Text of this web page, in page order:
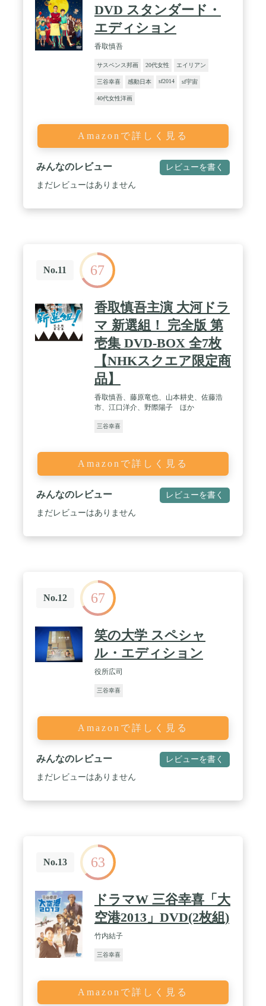
DVD スタンダード・
エディション
香取慎吾
サスペンス邦画 20代女性 エイリアン
三谷幸喜 感動日本 sf2014 sf宇宙
40代女性洋画
Amazonで詳しく見る
みんなのレビュー レビューを書く
まだレビューはありません
No.11 67
香取慎吾主演 大河ドラ
マ 新選組！ 完全版 第
壱集 DVD-BOX 全7枚
【NHKスクエア限定商
品】
香取慎吾、藤原竜也、山本耕史、佐藤浩
市、江口洋介、野際陽子 ほか
三谷幸喜
Amazonで詳しく見る
みんなのレビュー レビューを書く
まだレビューはありません
No.12 67
笑の大学 スペシャ
ル・エディション
役所広司
三谷幸喜
Amazonで詳しく見る
みんなのレビュー レビューを書く
まだレビューはありません
No.13 63
ドラマW 三谷幸喜「大
空港2013」DVD(2枚組)
竹内結子
三谷幸喜
Amazonで詳しく見る